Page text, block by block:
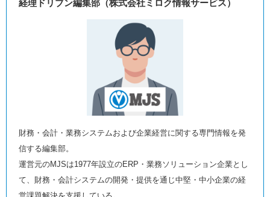
経理ドリブン編集部（株式会社ミロク情報サービス）
財務・会計・業務システムおよび企業経営に関する専門情報を発
信する編集部。
運営元のMJSは1977年設立のERP・業務ソリューション企業とし
て、財務・会計システムの開発・提供を通じ中堅・中小企業の経